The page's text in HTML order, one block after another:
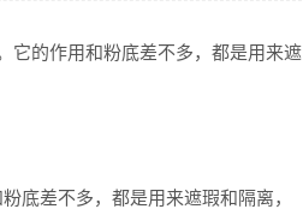
它的作用和粉底差不多，都是用来遮
底差不多，都是用来遮瑕和隔离，